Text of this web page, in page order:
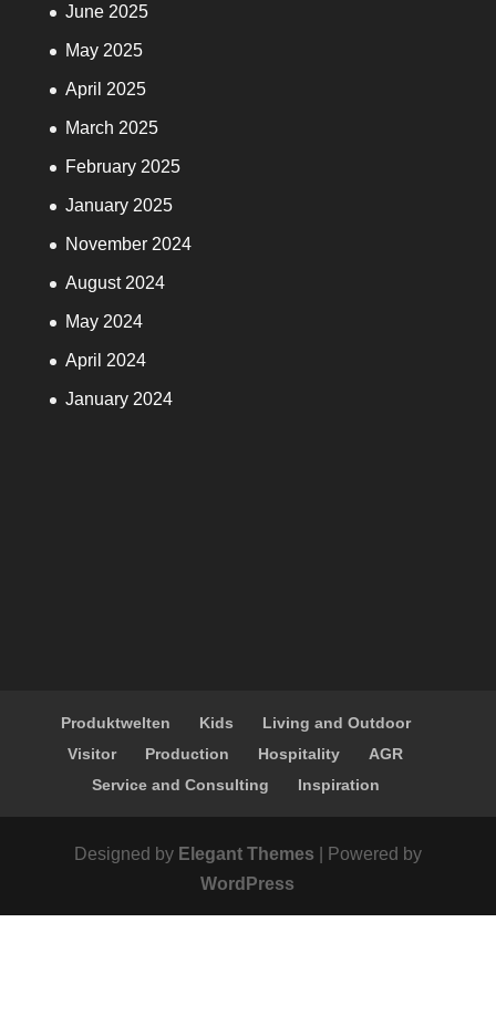
June 2025
May 2025
April 2025
March 2025
February 2025
January 2025
November 2024
August 2024
May 2024
April 2024
January 2024
Produktwelten Kids
Living and Outdoor
Visitor
Production Hospitality
AGR
Service and Consulting
Inspiration
Designed by Elegant Themes | Powered by
WordPress